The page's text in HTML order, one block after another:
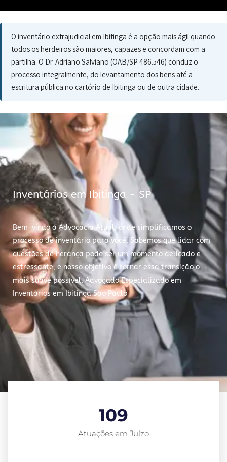
O inventário extrajudicial em Ibitinga é a opção mais ágil quando
todos os herdeiros são maiores, capazes e concordam com a
partilha. O Dr. Adriano Salviano (OAB/SP 486.546) conduz o
processo integralmente, do levantamento dos bens até a
escritura pública no cartório de Ibitinga ou de outra cidade.
Inventários em Ibitinga - SP
Bem-vindo à Advocacia Atual, onde simplificamos o
processo de inventário para você. Sabemos que lidar com
questões de herança pode ser um momento delicado e
estressante, e nosso objetivo é tornar essa transição o
mais suave possível. Advogado Especializado em
Inventários em Ibitinga São Paulo
Atuações em Juízo
109